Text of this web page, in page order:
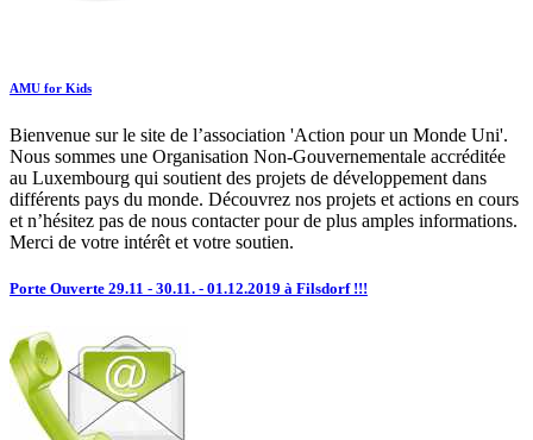
AMU for Kids
Bienvenue sur le site de l’association 'Action pour un Monde Uni'.
Nous sommes une Organisation Non-Gouvernementale accréditée
au Luxembourg qui soutient des projets de développement dans
différents pays du monde. Découvrez nos projets et actions en cours
et n’hésitez pas de nous contacter pour de plus amples informations.
Merci de votre intérêt et votre soutien.
Porte Ouverte 29.11 - 30.11. - 01.12.2019 à Filsdorf !!!